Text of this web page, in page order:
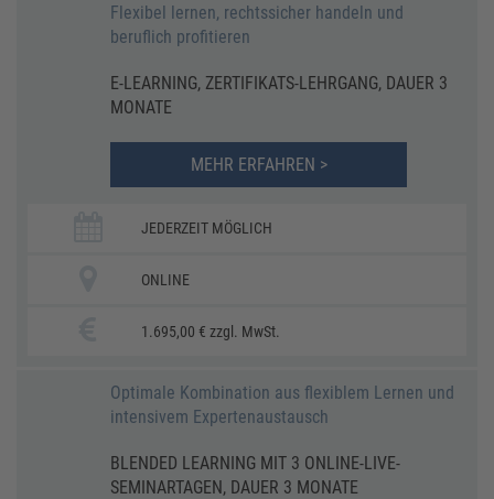
Flexibel lernen, rechtssicher handeln und
beruflich profitieren
E-LEARNING, ZERTIFIKATS-LEHRGANG, DAUER 3
MONATE
MEHR ERFAHREN >
JEDERZEIT MÖGLICH
ONLINE
1.695,00 € zzgl. MwSt.
Optimale Kombination aus flexiblem Lernen und
intensivem Expertenaustausch
BLENDED LEARNING MIT 3 ONLINE-LIVE-
SEMINARTAGEN, DAUER 3 MONATE